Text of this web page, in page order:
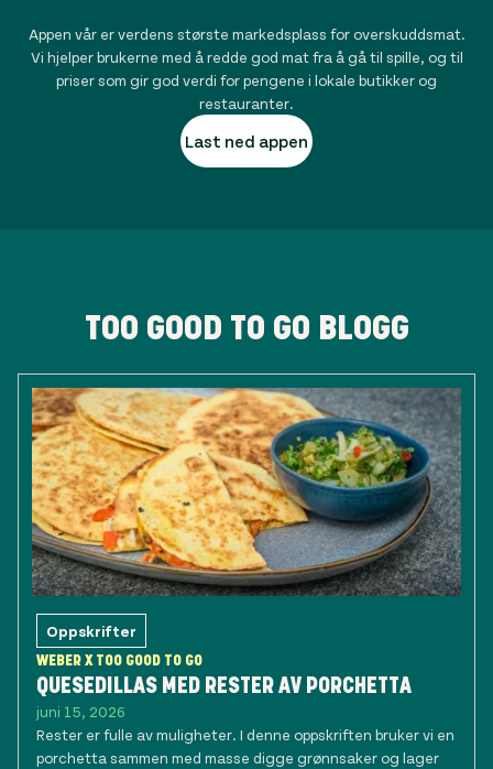
Appen vår er verdens største markedsplass for overskuddsmat.
Vi hjelper brukerne med å redde god mat fra å gå til spille, og til
priser som gir god verdi for pengene i lokale butikker og
restauranter.
Last ned appen
TOO GOOD TO GO BLOGG
Oppskrifter
WEBER X TOO GOOD TO GO
QUESEDILLAS MED RESTER AV PORCHETTA
juni 15, 2026
Rester er fulle av muligheter. I denne oppskriften bruker vi en
porchetta sammen med masse digge grønnsaker og lager